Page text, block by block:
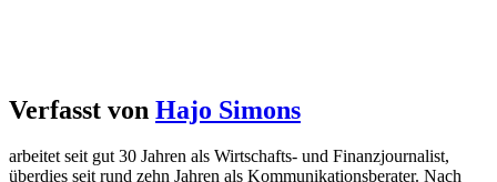
Verfasst von Hajo Simons
arbeitet seit gut 30 Jahren als Wirtschafts- und Finanzjournalist,
überdies seit rund zehn Jahren als Kommunikationsberater. Nach